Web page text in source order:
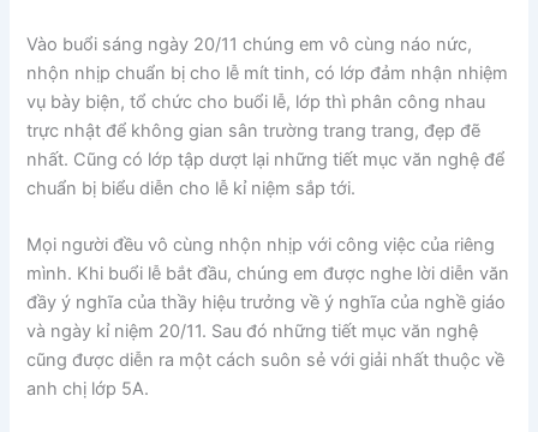
Vào buổi sáng ngày 20/11 chúng em vô cùng náo nức,
nhộn nhịp chuẩn bị cho lễ mít tinh, có lớp đảm nhận nhiệm
vụ bày biện, tổ chức cho buổi lễ, lớp thì phân công nhau
trực nhật để không gian sân trường trang trang, đẹp đẽ
nhất. Cũng có lớp tập dượt lại những tiết mục văn nghệ để
chuẩn bị biểu diễn cho lễ kỉ niệm sắp tới.
Mọi người đều vô cùng nhộn nhịp với công việc của riêng
mình. Khi buổi lễ bắt đầu, chúng em được nghe lời diễn văn
đầy ý nghĩa của thầy hiệu trưởng về ý nghĩa của nghề giáo
và ngày kỉ niệm 20/11. Sau đó những tiết mục văn nghệ
cũng được diễn ra một cách suôn sẻ với giải nhất thuộc về
anh chị lớp 5A.